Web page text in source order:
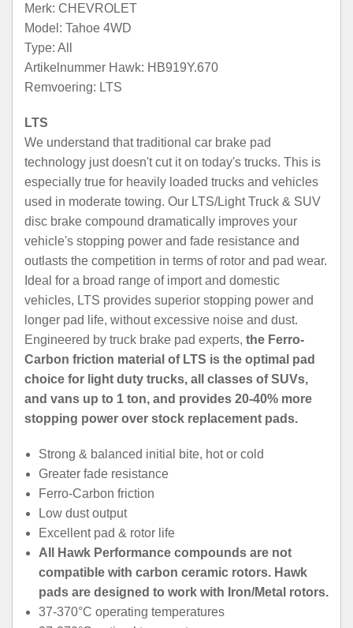
Merk: CHEVROLET
Model: Tahoe 4WD
Type: All
Artikelnummer Hawk: HB919Y.670
Remvoering: LTS
LTS
We understand that traditional car brake pad
technology just doesn't cut it on today's trucks. This is
especially true for heavily loaded trucks and vehicles
used in moderate towing. Our LTS/Light Truck & SUV
disc brake compound dramatically improves your
vehicle's stopping power and fade resistance and
outlasts the competition in terms of rotor and pad wear.
Ideal for a broad range of import and domestic
vehicles, LTS provides superior stopping power and
longer pad life, without excessive noise and dust.
Engineered by truck brake pad experts, the Ferro-
Carbon friction material of LTS is the optimal pad
choice for light duty trucks, all classes of SUVs,
and vans up to 1 ton, and provides 20-40% more
stopping power over stock replacement pads.
Strong & balanced initial bite, hot or cold
Greater fade resistance
Ferro-Carbon friction
Low dust output
Excellent pad & rotor life
All Hawk Performance compounds are not
compatible with carbon ceramic rotors. Hawk
pads are designed to work with Iron/Metal rotors.
37-370°C operating temperatures